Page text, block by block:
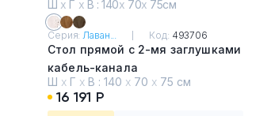
Ш х Г х В : 140х 70х 75см
Серия:Лаван... Код: 493706
Стол прямой с 2-мя заглушками
кабель-канала
Таксония светлая
Ш х Г х В : 140 х 70 х 75 см
16 191 Р